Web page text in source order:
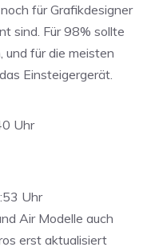
für Grafikdesigner
sind. Für 98% sollte
und für die meisten
Einsteigergerät.
Uhr
Uhr
Air Modelle auch
erst aktualisiert